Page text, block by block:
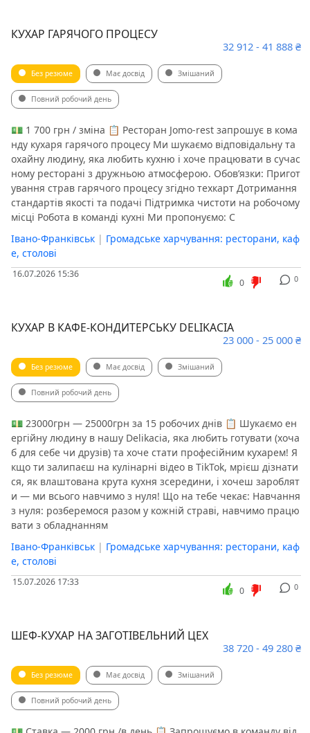
КУХАР ГАРЯЧОГО ПРОЦЕСУ
32 912 - 41 888 ₴
Без резюме Має досвід Змішаний
Повний робочий день
💵 1 700 грн / зміна 📋 Ресторан Jomo-rest запрошує в кома
нду кухаря гарячого процесу Ми шукаємо відповідальну та
охайну людину, яка любить кухню і хоче працювати в сучас
ному ресторані з дружньою атмосферою. Обовʼязки: Пригот
ування страв гарячого процесу згідно техкарт Дотримання
стандартів якості та подачі Підтримка чистоти на робочому
місці Робота в команді кухні Ми пропонуємо: С
Івано-Франківськ | Громадське харчування: ресторани, каф
е, столові
16.07.2026 15:36 0
0
КУХАР В КАФЕ-КОНДИТЕРСЬКУ DELIKACIA
23 000 - 25 000 ₴
Без резюме Має досвід Змішаний
Повний робочий день
💵 23000грн — 25000грн за 15 робочих днів 📋 Шукаємо ен
ергійну людину в нашу Delikacia, яка любить готувати (хоча
б для себе чи друзів) та хоче стати професійним кухарем! Я
кщо ти залипаєш на кулінарні відео в TikTok, мрієш дізнати
ся, як влаштована крута кухня зсередини, і хочеш зароблят
и — ми всього навчимо з нуля! Що на тебе чекає: Навчання
з нуля: розберемося разом у кожній страві, навчимо працю
вати з обладнанням
Івано-Франківськ | Громадське харчування: ресторани, каф
е, столові
15.07.2026 17:33 0
0
ШЕФ-КУХАР НА ЗАГОТІВЕЛЬНИЙ ЦЕХ
38 720 - 49 280 ₴
Без резюме Має досвід Змішаний
Повний робочий день